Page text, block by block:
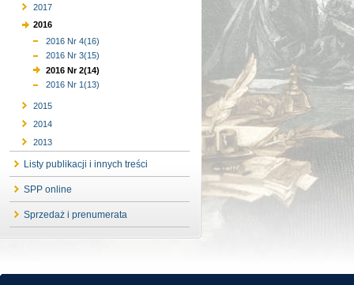
2017
2016
2016 Nr 4(16)
2016 Nr 3(15)
2016 Nr 2(14)
2016 Nr 1(13)
2015
2014
2013
Listy publikacji i innych treści
SPP online
Sprzedaż i prenumerata